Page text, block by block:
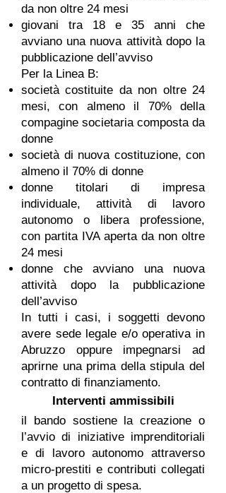
da non oltre 24 mesi
giovani tra 18 e 35 anni che
avviano una nuova attività dopo la
pubblicazione dell’avviso
Per la Linea B:
società costituite da non oltre 24
mesi, con almeno il 70% della
compagine societaria composta da
donne
società di nuova costituzione, con
almeno il 70% di donne
donne titolari di impresa
individuale, attività di lavoro
autonomo o libera professione,
con partita IVA aperta da non oltre
24 mesi
donne che avviano una nuova
attività dopo la pubblicazione
dell’avviso
In tutti i casi, i soggetti devono
avere sede legale e/o operativa in
Abruzzo oppure impegnarsi ad
aprirne una prima della stipula del
contratto di finanziamento.
Interventi ammissibili
il bando sostiene la creazione o
l’avvio di iniziative imprenditoriali
e di lavoro autonomo attraverso
micro-prestiti e contributi collegati
a un progetto di spesa.